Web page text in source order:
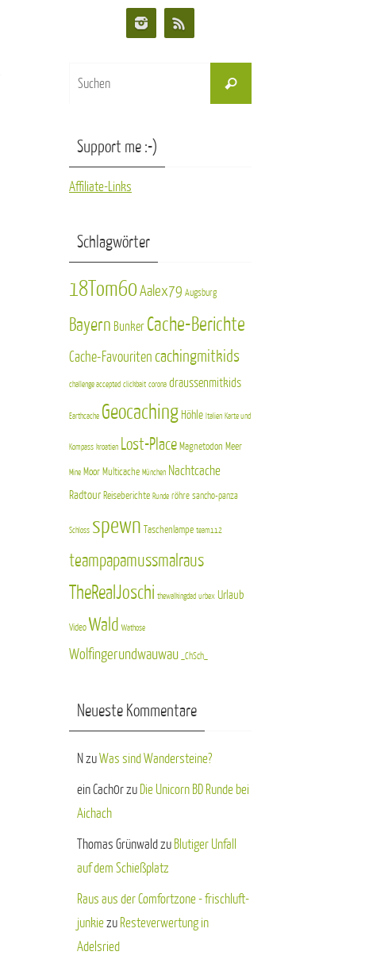
Suchen
Support me :-)
Affiliate-Links
Schlagwörter
18Tom60Aalex79 Augsburg
Bayern Bunker Cache-Berichte
Cache-Favouriten cachingmitkids
challenge accepted clickbait corona draussenmitkids
Earthcache Geocaching Höhle Italien Karte und
Kompass kroatien Lost-Place Magnetodon Meer
Mine Moor Multicache München Nachtcache
Radtour Reiseberichte Runde röhre sancho-panza
Schloss spewn Taschenlampe team112
teampapamussmalraus
TheRealJoschi thewalkingdad urbex Urlaub
Video Wald Wathose
Wolfingerundwauwau _ChSch_
Neueste Kommentare
N zuWas sind Wandersteine?
ein Cach0rzu Die Unicorn BD Runde bei
Aichach
Thomas Grünwaldzu Blutiger Unfall
auf dem Schießplatz
Raus aus der Comfortzone - frischluft-
junkiezu Resteverwertung in
Adelsried